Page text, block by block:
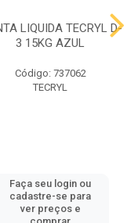
LIQUIDA TECRYL D-
3 15KG AZUL
Código: 737062
TECRYL
Faça seu login ou
cadastre-se para
ver preços e